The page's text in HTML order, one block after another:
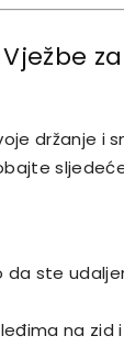
držanje i
ste
na zid